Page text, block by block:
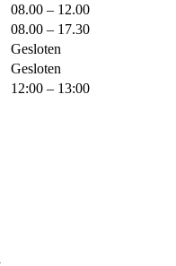
08.00 – 12.00
08.00 – 17.30
Gesloten
Gesloten
12:00 – 13:00